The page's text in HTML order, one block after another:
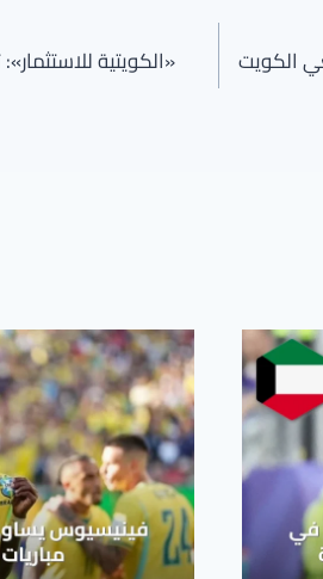
الكويت
«الكويتية